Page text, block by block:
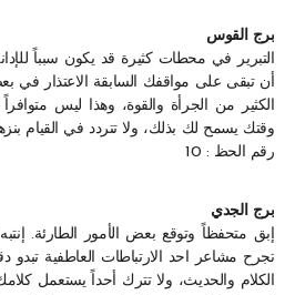
برج القوس
التبرير في محطات كثيرة قد يكون سبباً
أن تبقى على مواقفك السابقة الاعتذار في
الكثير من الجرأة والقوة، وهذا ليس
وقتك يسمح لك بذلك، ولا تتردد في القيام
رقم الحظ : 10
برج الجدي
إبق متحفظاً وتوقع بعض الأمور الطارئة.
تجرح مشاعر احد الارتباطات العاطفية تبدو
الكلام والحديث، ولا تترك أحداً يستعمل